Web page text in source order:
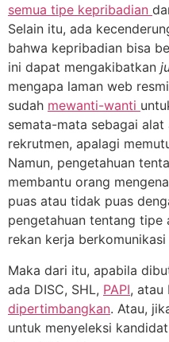
semua tipe kepribadian
Selain itu, ada
bahwa kepribadian bisa
ini dapat mengakibatkan
mengapa laman web
sudah mewanti-wanti
semata-mata sebagai alat
rekrutmen, apalagi
Namun, pengetahuan
membantu orang
puas atau tidak puas
pengetahuan tentang tipe
rekan kerja
Maka dari itu, apabila
ada DISC, SHL, PAPI, atau
dipertimbangkan. Atau,
untuk menyeleksi